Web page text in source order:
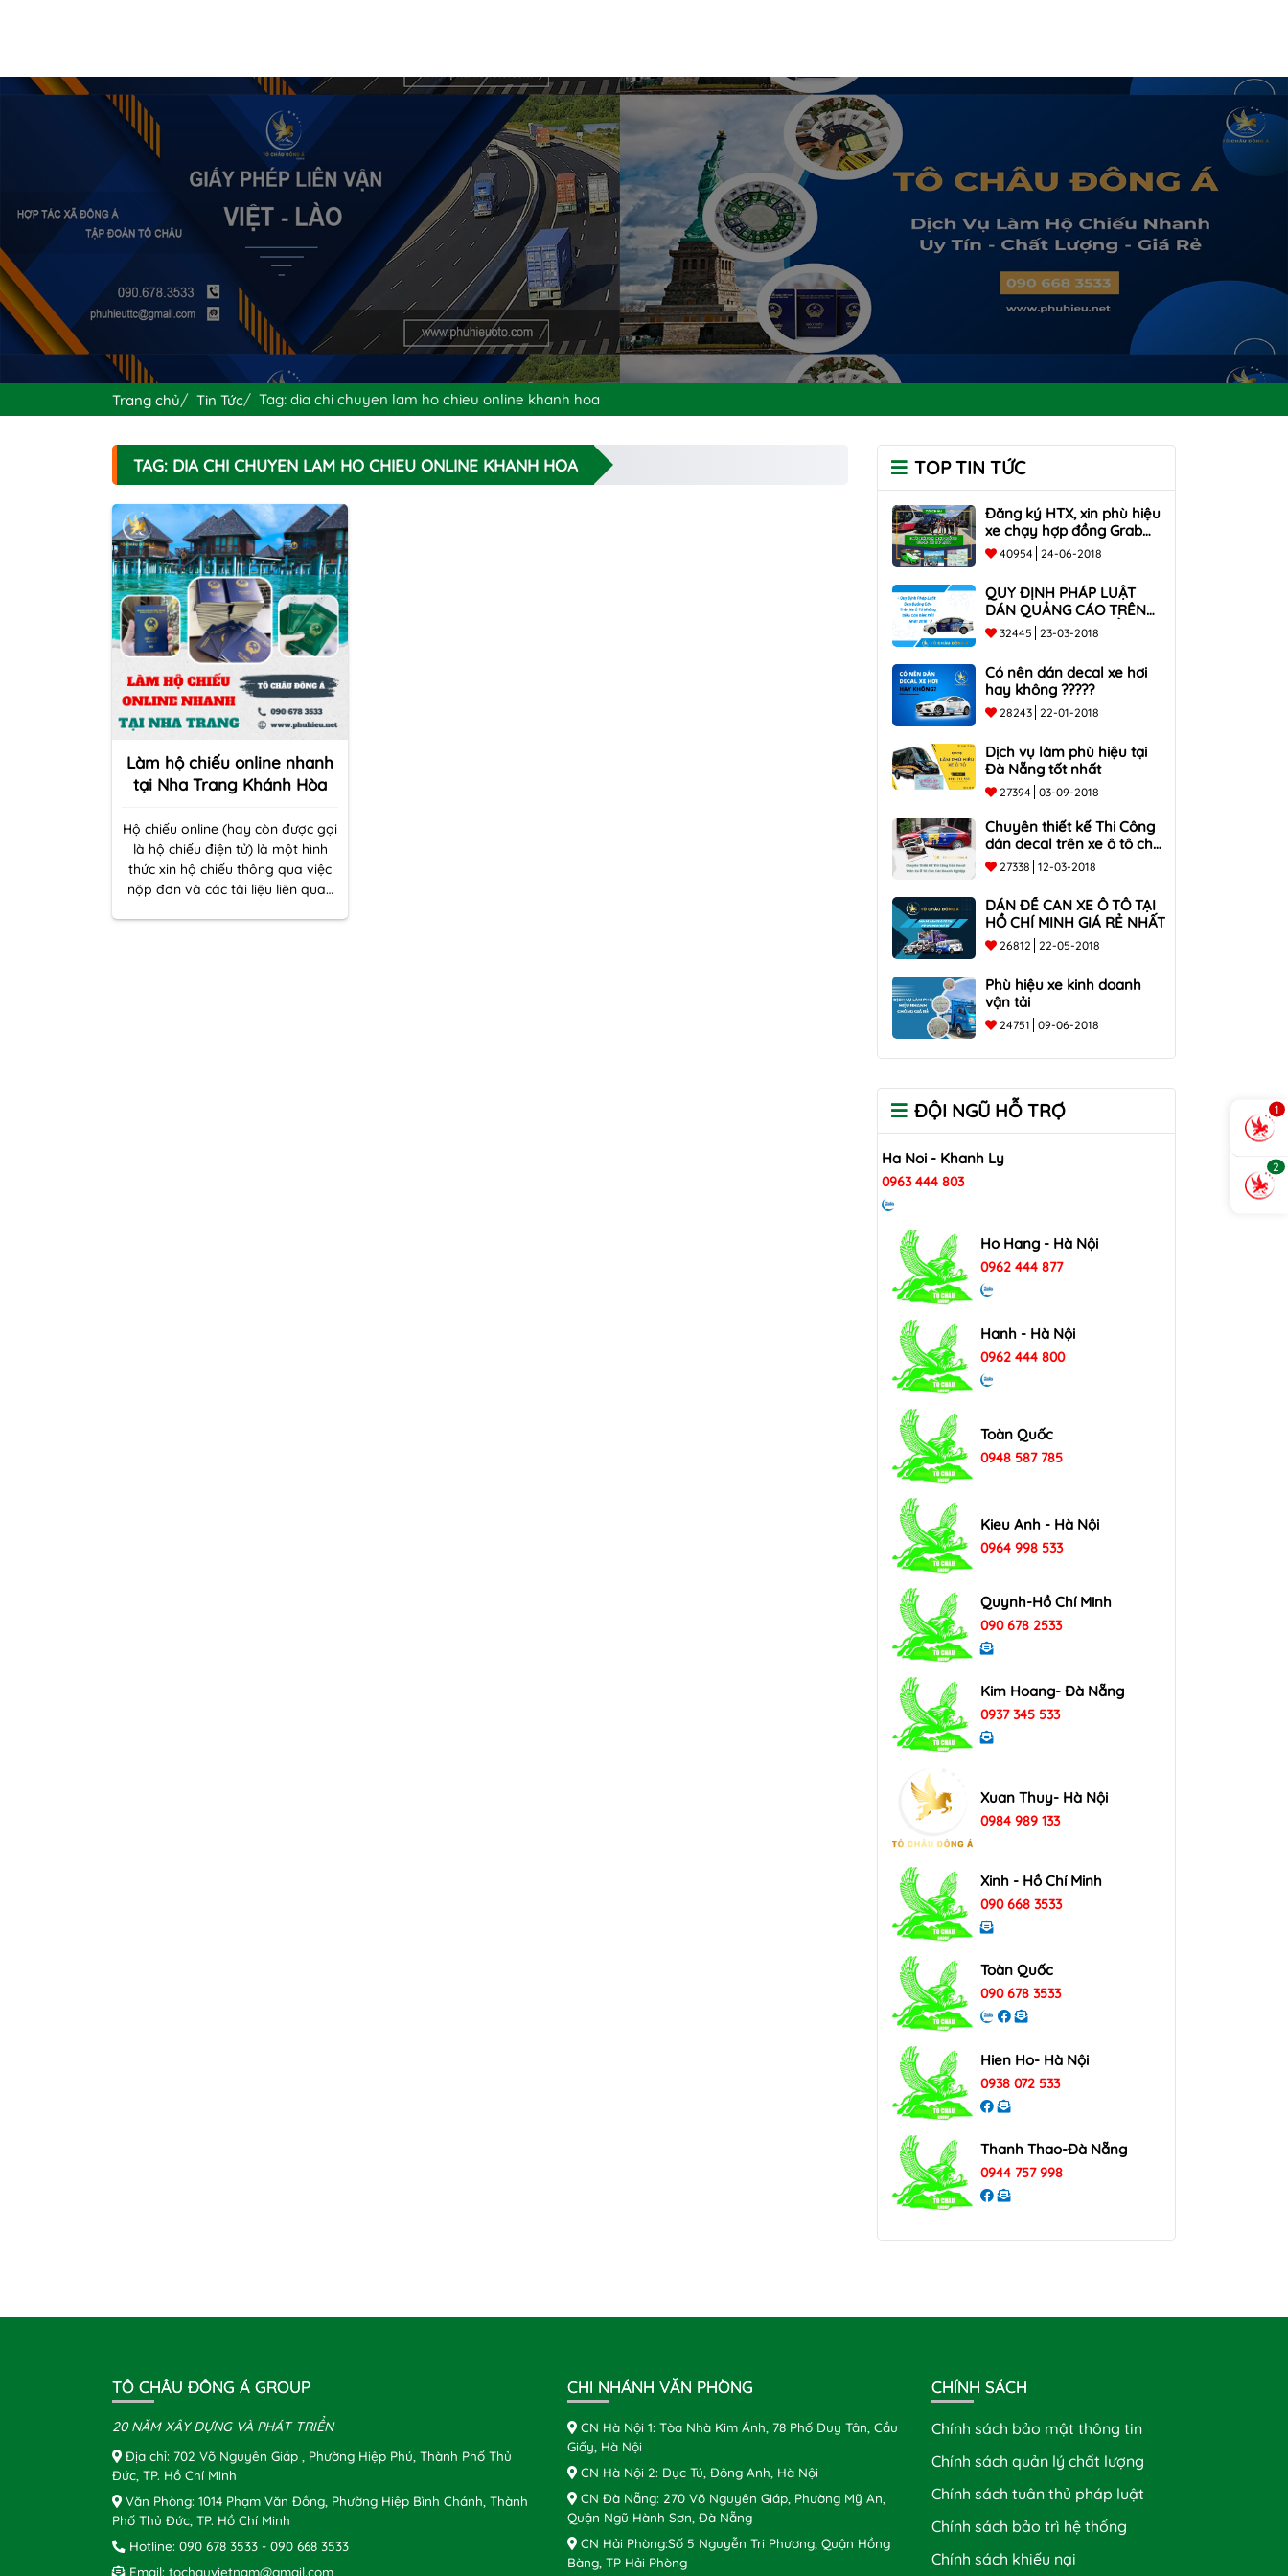
Trang chủ Tin Tức Tag: dia chi chuyen lam ho chieu online khanh hoa
TAG: DIA CHI CHUYEN LAM HO CHIEU ONLINE KHANH HOA
Làm hộ chiếu online nhanh
tại Nha Trang Khánh Hòa
Hộ chiếu online (hay còn được gọi
là hộ chiếu điện tử) là một hình
thức xin hộ chiếu thông qua việc
nộp đơn và các tài liệu liên quan
TOP TIN TỨC
Đăng ký HTX, xin phù hiệu
xe chạy hợp đồng Grab
taxi, Xe Du Lịch Tại Hồ Chí
Minh Giá Rẻ
40954 24-06-2018
QUY ĐỊNH PHÁP LUẬT
DÁN QUẢNG CÁO TRÊN
XE Ô TÔ NHỮNG ĐIỀU
CẦN BIẾT mới nhất 2018
???
32445 23-03-2018
Có nên dán decal xe hơi
hay không ?????
28243 22-01-2018
Dịch vụ làm phù hiệu tại
Đà Nẵng tốt nhất
27394 03-09-2018
Chuyên thiết kế Thi Công
dán decal trên xe ô tô cho
các doanh nghiệp
27338 12-03-2018
DÁN ĐỀ CAN XE Ô TÔ TẠI
HỒ CHÍ MINH GIÁ RẺ NHẤT
26812 22-05-2018
Phù hiệu xe kinh doanh
vận tải
24751 09-06-2018
ĐỘI NGŨ HỖ TRỢ
Ha Noi - Khanh Ly
0963 444 803
Ho Hang - Hà Nội
0962 444 877
Hanh - Hà Nội
0962 444 800
Toàn Quốc
0948 587 785
Kieu Anh - Hà Nội
0964 998 533
Quynh-Hồ Chí Minh
090 678 2533
Kim Hoang- Đà Nẵng
0937 345 533
Xuan Thuy- Hà Nội
0984 989 133
Xinh - Hồ Chí Minh
090 668 3533
Toàn Quốc
090 678 3533
Hien Ho- Hà Nội
0938 072 533
Thanh Thao-Đà Nẵng
0944 757 998
TÔ CHÂU ĐÔNG Á GROUP
20 NĂM XÂY DỰNG VÀ PHÁT TRIỂN
Địa chỉ: 702 Võ Nguyên Giáp , Phường Hiệp Phú, Thành Phố Thủ
Đức, TP. Hồ Chí Minh
Văn Phòng: 1014 Phạm Văn Đồng, Phường Hiệp Bình Chánh, Thành
Phố Thủ Đức, TP. Hồ Chí Minh
Hotline: 090 678 3533 - 090 668 3533
Email: tochauvietnam@gmail.com
1
2
CHI NHÁNH VĂN PHÒNG
CN Hà Nội 1: Tòa Nhà Kim Ánh, 78 Phố Duy Tân, Cầu
Giấy, Hà Nội
CN Hà Nội 2: Dục Tú, Đông Anh, Hà Nội
CN Đà Nẵng: 270 Võ Nguyên Giáp, Phường Mỹ An,
Quận Ngũ Hành Sơn, Đà Nẵng
CN Hải Phòng:Số 5 Nguyễn Tri Phương, Quận Hồng
Bàng, TP Hải Phòng
CHÍNH SÁCH
Chính sách bảo mật thông tin
Chính sách quản lý chất lượng
Chính sách tuân thủ pháp luật
Chính sách bảo trì hệ thống
Chính sách khiếu nại